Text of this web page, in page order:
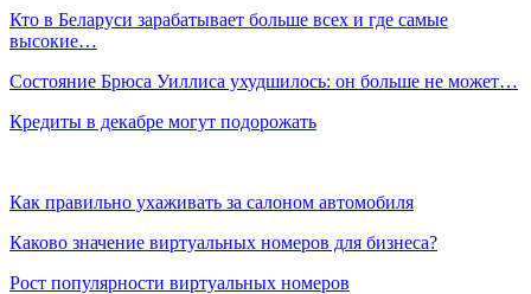
Кто в Беларуси зарабатывает больше всех и где самые
высокие…
Состояние Брюса Уиллиса ухудшилось: он больше не может…
Кредиты в декабре могут подорожать
Как правильно ухаживать за салоном автомобиля
Каково значение виртуальных номеров для бизнеса?
Рост популярности виртуальных номеров